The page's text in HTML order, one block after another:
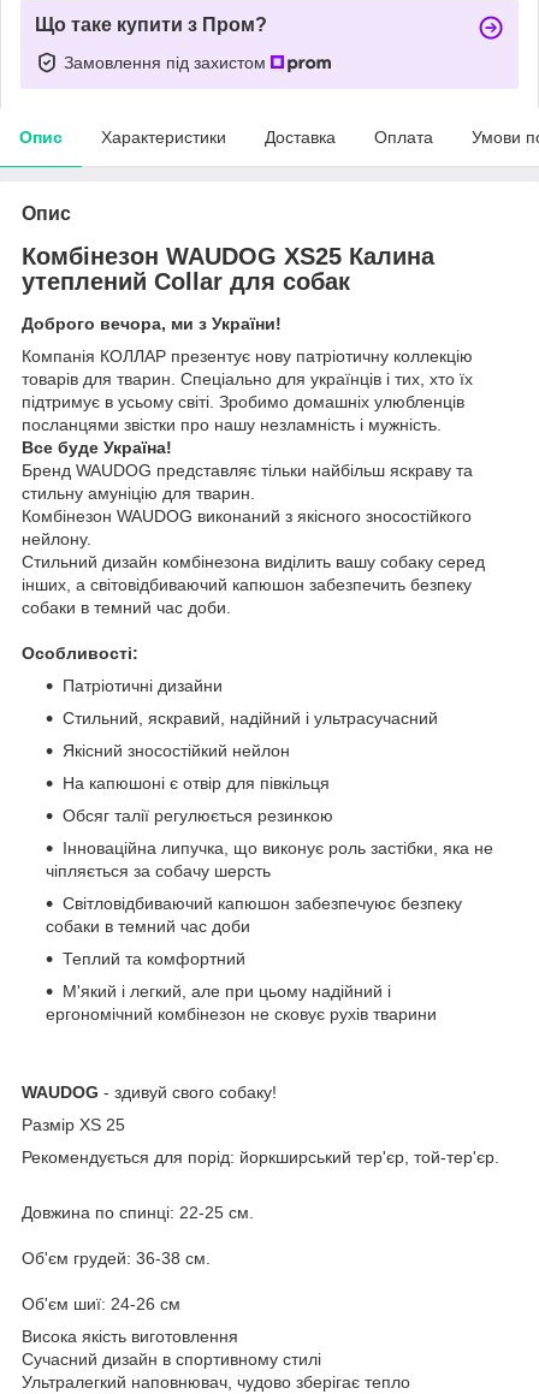
Що таке купити з Пром?
Замовлення під захистом
Опис Характеристики Доставка Оплата Умови
Опис
Комбінезон WAUDOG XS25 Калина
утеплений Collar для собак
Доброго вечора, ми з України!
Компанія КОЛЛАР презентує нову патріотичну коллекцію
товарів для тварин. Спеціально для українців і тих, хто їх
підтримує в усьому світі. Зробимо домашніх улюбленців
посланцями звістки про нашу незламність і мужність.
Все буде Україна!
Бренд WAUDOG представляє тільки найбільш яскраву та
стильну амуніцію для тварин.
Комбінезон WAUDOG виконаний з якісного зносостійкого
нейлону.
Стильний дизайн комбінезона виділить вашу собаку серед
інших, а світовідбиваючий капюшон забезпечить безпеку
собаки в темний час доби.
Особливості:
Патріотичні дизайни
Стильний, яскравий, надійний і ультрасучасний
Якісний зносостійкий нейлон
На капюшоні є отвір для півкільця
Обсяг талії регулюється резинкою
Інноваційна липучка, що виконує роль застібки, яка не
чіпляється за собачу шерсть
Світловідбиваючий капюшон забезпечуює безпеку
собаки в темний час доби
Теплий та комфортний
М'який і легкий, але при цьому надійний і
ергономічний комбінезон не сковує рухів тварини
WAUDOG - здивуй свого собаку!
Размір XS 25
Рекомендується для порід: йоркширський тер'єр, той-тер'єр.
Довжина по спинці: 22-25 см.
Об'єм грудей: 36-38 см.
Об'єм шиї: 24-26 см
Висока якість виготовлення
Сучасний дизайн в спортивному стилі
Ультралегкий наповнювач, чудово зберігає тепло